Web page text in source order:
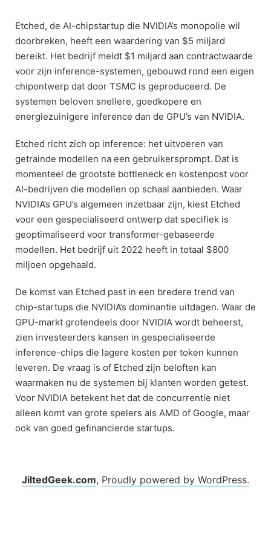
content
Etched, de AI-chipstartup die NVIDIA’s monopolie wil
doorbreken, heeft een waardering van $5 miljard
bereikt. Het bedrijf meldt $1 miljard aan contractwaarde
voor zijn inference-systemen, gebouwd rond een eigen
chipontwerp dat door TSMC is geproduceerd. De
systemen beloven snellere, goedkopere en
energiezuinigere inference dan de GPU’s van NVIDIA.
Etched richt zich op inference: het uitvoeren van
getrainde modellen na een gebruikersprompt. Dat is
momenteel de grootste bottleneck en kostenpost voor
AI-bedrijven die modellen op schaal aanbieden. Waar
NVIDIA’s GPU’s algemeen inzetbaar zijn, kiest Etched
voor een gespecialiseerd ontwerp dat specifiek is
geoptimaliseerd voor transformer-gebaseerde
modellen. Het bedrijf uit 2022 heeft in totaal $800
miljoen opgehaald.
De komst van Etched past in een bredere trend van
chip-startups die NVIDIA’s dominantie uitdagen. Waar de
GPU-markt grotendeels door NVIDIA wordt beheerst,
zien investeerders kansen in gespecialiseerde
inference-chips die lagere kosten per token kunnen
leveren. De vraag is of Etched zijn beloften kan
waarmaken nu de systemen bij klanten worden getest.
Voor NVIDIA betekent het dat de concurrentie niet
alleen komt van grote spelers als AMD of Google, maar
ook van goed gefinancierde startups.
JiltedGeek.com, Proudly powered by WordPress.